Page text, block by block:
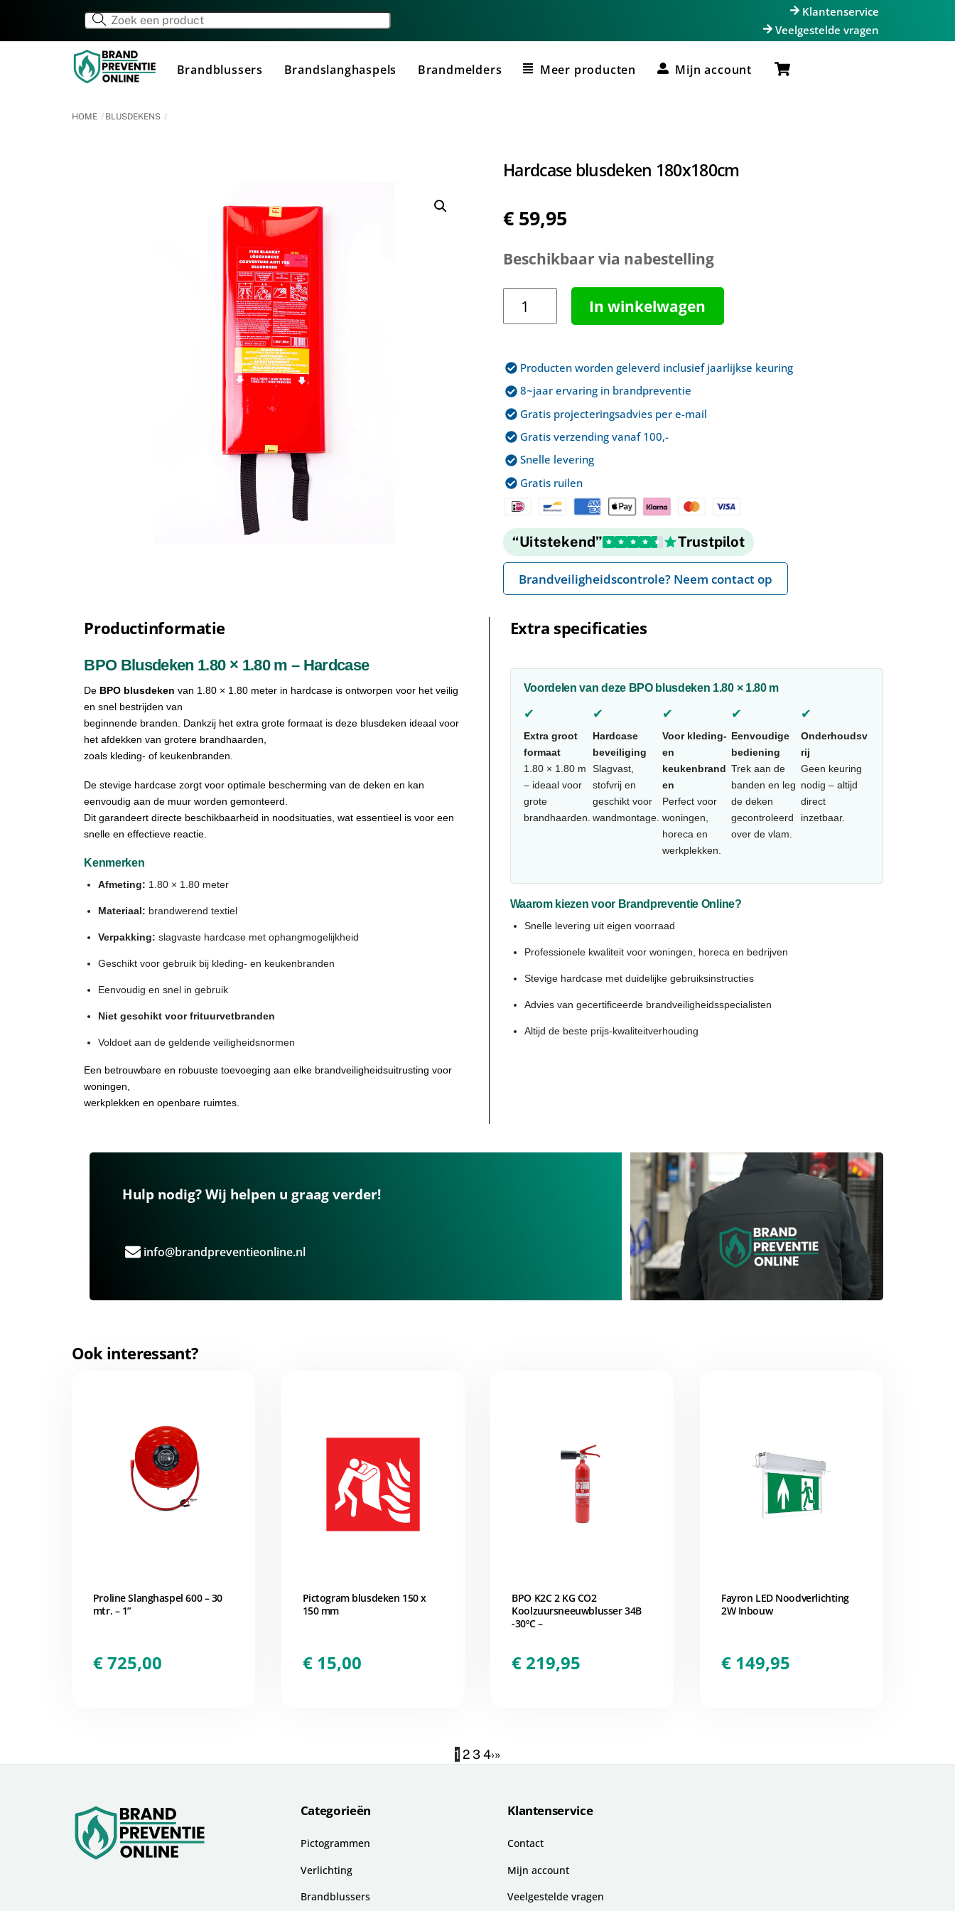
content
Klantenservice
Veelgestelde vragen
Brandblussers Brandslanghaspels Brandmelders Meer producten Mijn account
HOME BLUSDEKENS
Hardcase blusdeken 180x180cm
€59,95
Beschikbaar via nabestelling
Hardcase
blusdeken
In winkelwagen
Producten worden geleverd inclusief jaarlijkse keuring
8~jaar ervaring in brandpreventie
Gratis projecteringsadvies per e-mail
Gratis verzending vanaf 100,-
Snelle levering
Gratis ruilen
“Uitstekend” Trustpilot
Brandveiligheidscontrole? Neem contact op
Productinformatie
BPO Blusdeken 1.80 × 1.80 m – Hardcase
De BPO blusdeken van 1.80 × 1.80 meter in hardcase is ontworpen voor het veilig
en snel bestrijden van
beginnende branden. Dankzij het extra grote formaat is deze blusdeken ideaal voor
het afdekken van grotere brandhaarden,
zoals kleding- of keukenbranden.
De stevige hardcase zorgt voor optimale bescherming van de deken en kan
eenvoudig aan de muur worden gemonteerd.
Dit garandeert directe beschikbaarheid in noodsituaties, wat essentieel is voor een
snelle en effectieve reactie.
Kenmerken
Afmeting: 1.80 × 1.80 meter
Materiaal: brandwerend textiel
Verpakking: slagvaste hardcase met ophangmogelijkheid
Geschikt voor gebruik bij kleding- en keukenbranden
Eenvoudig en snel in gebruik
Niet geschikt voor frituurvetbranden
Voldoet aan de geldende veiligheidsnormen
Een betrouwbare en robuuste toevoeging aan elke brandveiligheidsuitrusting voor
woningen,
werkplekken en openbare ruimtes.
Extra specificaties
Voordelen van deze BPO blusdeken 1.80 × 1.80 m
✔
Extra groot
formaat
1.80 × 1.80 m
– ideaal voor
grote
brandhaarden.
✔
Hardcase
beveiliging
Slagvast,
stofvrij en
geschikt voor
wandmontage.
✔
Voor kleding-
en
keukenbrand
en
Perfect voor
woningen,
horeca en
werkplekken.
✔
Eenvoudige
bediening
Trek aan de
banden en leg
de deken
gecontroleerd
over de vlam.
✔
Onderhoudsv
rij
Geen keuring
nodig – altijd
direct
inzetbaar.
Waarom kiezen voor Brandpreventie Online?
Snelle levering uit eigen voorraad
Professionele kwaliteit voor woningen, horeca en bedrijven
Stevige hardcase met duidelijke gebruiksinstructies
Advies van gecertificeerde brandveiligheidsspecialisten
Altijd de beste prijs-kwaliteitverhouding
Hulp nodig? Wij helpen u graag verder!
info@brandpreventieonline.nl
Ook interessant?
Proline Slanghaspel 600 – 30
mtr. – 1”
€725,00
Pictogram blusdeken 150 x
150 mm
€15,00
BPO K2C 2 KG CO2
Koolzuursneeuwblusser 34B
-30ºC –
€ 219,95
Fayron LED Noodverlichting
2W Inbouw
€149,95
1 2 34›»
Categorieën
Pictogrammen
Verlichting
Brandblussers
Klantenservice
Contact
Mijn account
Veelgestelde vragen